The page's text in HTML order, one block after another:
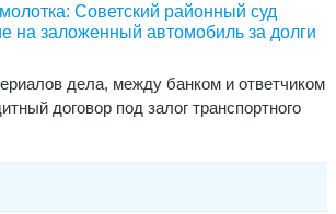
Советский районный суд
на заложенный автомобиль за долги
дела, между банком и ответчиком
договор под залог транспортного